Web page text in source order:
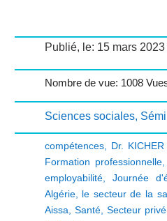
Publié, le: 15 mars 2023
Nombre de vue: 1008
Sciences sociales,
compétences, Dr. KICHER
Formation professionnelle
employabilité, Journée
Algérie, le secteur de la
Aissa
Santé, Secteur